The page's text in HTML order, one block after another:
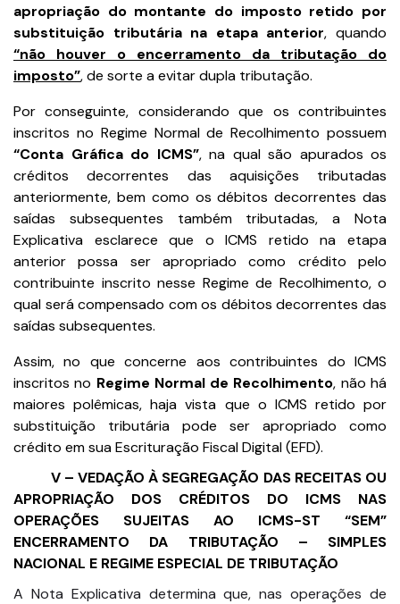
apropriação do montante do imposto retido por
substituição tributária na etapa anterior, quando
“não houver o encerramento da tributação do
imposto”, de sorte a evitar dupla tributação.
Por conseguinte, considerando que os contribuintes
inscritos no Regime Normal de Recolhimento possuem
“Conta Gráfica do ICMS”, na qual são apurados os
créditos decorrentes das aquisições tributadas
anteriormente, bem como os débitos decorrentes das
saídas subsequentes também tributadas, a Nota
Explicativa esclarece que o ICMS retido na etapa
anterior possa ser apropriado como crédito pelo
contribuinte inscrito nesse Regime de Recolhimento, o
qual será compensado com os débitos decorrentes das
saídas subsequentes.
Assim, no que concerne aos contribuintes do ICMS
inscritos no Regime Normal de Recolhimento, não há
maiores polêmicas, haja vista que o ICMS retido por
substituição tributária pode ser apropriado como
crédito em sua Escrituração Fiscal Digital (EFD).
V – VEDAÇÃO À SEGREGAÇÃO DAS RECEITAS OU
APROPRIAÇÃO DOS CRÉDITOS DO ICMS NAS
OPERAÇÕES SUJEITAS AO ICMS-ST “SEM”
ENCERRAMENTO DA TRIBUTAÇÃO – SIMPLES
NACIONAL E REGIME ESPECIAL DE TRIBUTAÇÃO
A Nota Explicativa determina que, nas operações de